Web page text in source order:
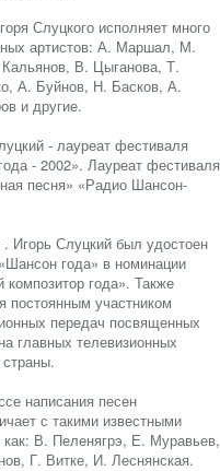
Слуцкого исполняет много
артистов: А. Маршал, М.
В. Цыганова, Т.
А. Буйнов, Н. Басков, А.
и другие.
- лауреат фестиваля
- 2002». Лауреат фестиваля
песня» «Радио Шансон-
. Игорь Слуцкий был удостоен
года» в номинации
композитор года». Также
постоянным участником
передач посвященных
главных телевизионных
написания песен
с такими известными
как: В. Пеленягрэ, Е. Муравьев,
Г. Витке, И. Леснянская.